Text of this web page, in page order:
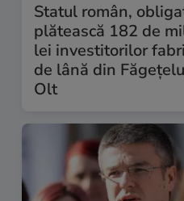
Statul român,
plătească 182 de
lei investitorilor
de lână din
Olt